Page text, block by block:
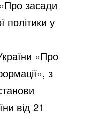
засади
політики у
«Про
, з
від 21